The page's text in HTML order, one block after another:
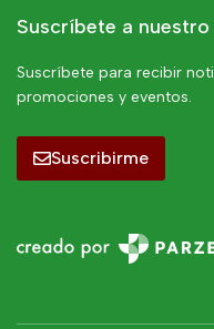
Suscríbete a
Suscríbete para recibir
promociones y eventos.
Suscribirme